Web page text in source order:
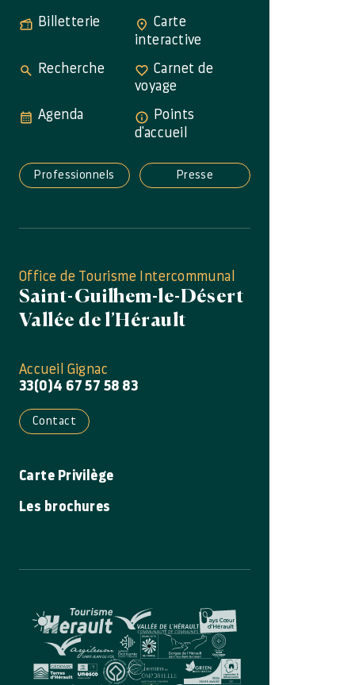
Billetterie
Carte
interactive
Recherche
Carnet de
voyage
Agenda
Points
d'accueil
Professionnels Presse
Office de Tourisme Intercommunal
Saint-Guilhem-le-Désert
Vallée de l’Hérault
Accueil Gignac
33(0)4 67 57 58 83
Contact
Carte Privilège
Les brochures